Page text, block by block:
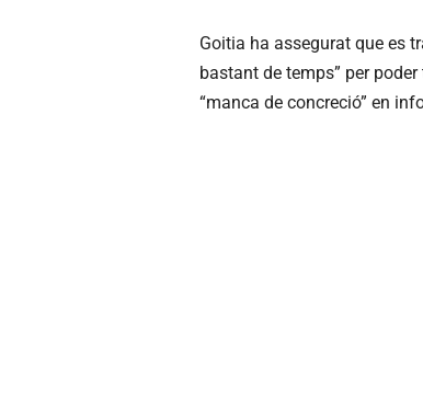
Goitia ha assegurat que es
bastant de temps” per
“manca de concreció” en